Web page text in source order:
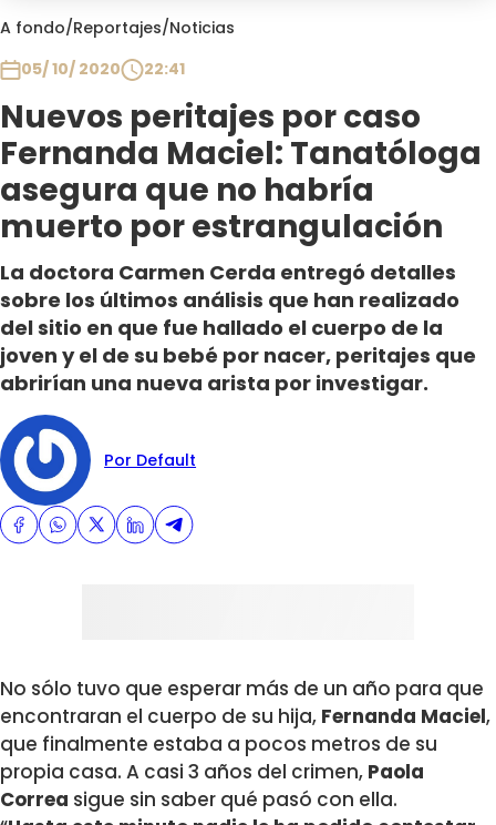
A fondo/Reportajes/Noticias
05/ 10/ 2020
22:41
Nuevos peritajes por caso
Fernanda Maciel: Tanatóloga
asegura que no habría
muerto por estrangulación
La doctora Carmen Cerda entregó detalles
sobre los últimos análisis que han realizado
del sitio en que fue hallado el cuerpo de la
joven y el de su bebé por nacer, peritajes que
abrirían una nueva arista por investigar.
Por Default
No sólo tuvo que esperar más de un año para que
encontraran el cuerpo de su hija, Fernanda Maciel,
que finalmente estaba a pocos metros de su
propia casa. A casi 3 años del crimen, Paola
Correa sigue sin saber qué pasó con ella.
Club De La Comedia
Plan Perfecto
El Tiempo
Sabingo
Todos Los Programas